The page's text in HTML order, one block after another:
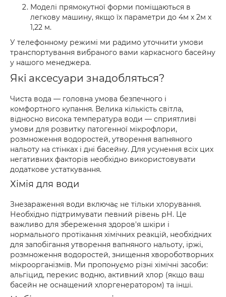
Моделі прямокутної форми поміщаються в
легкову машину, якщо їх параметри до 4м х 2м х
1,22 м.
У телефонному режимі ми радимо уточнити умови
транспортування вибраного вами каркасного басейну
у нашого менеджера.
Які аксесуари знадобляться?
Чиста вода — головна умова безпечного і
комфортного купання. Велика кількість світла,
відносно висока температура води — сприятливі
умови для розвитку патогенної мікрофлори,
розмноження водоростей, утворення вапняного
нальоту на стінках і дні басейну. Для усунення всіх цих
негативних факторів необхідно використовувати
додаткове устаткування.
Хімія для води
Знезараження води включає не тільки хлорування.
Необхідно підтримувати певний рівень рН. Це
важливо для збереження здоров'я шкіри і
нормального протікання хімічних реакцій, необхідних
для запобігання утворення вапняного нальоту, іржі,
розмноження водоростей, знищення хвороботворних
мікроорганізмів. Ми пропонуємо різні хімічні засоби:
альгіцид, перекис водню, активний хлор (якщо ваш
басейн не оснащений хлоргенератором) та інші.